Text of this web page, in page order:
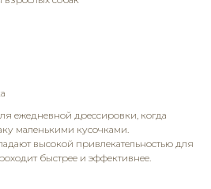
ежедневной дрессировки, когда
маленькими кусочками.
высокой привлекательностью для
быстрее и эффективнее.